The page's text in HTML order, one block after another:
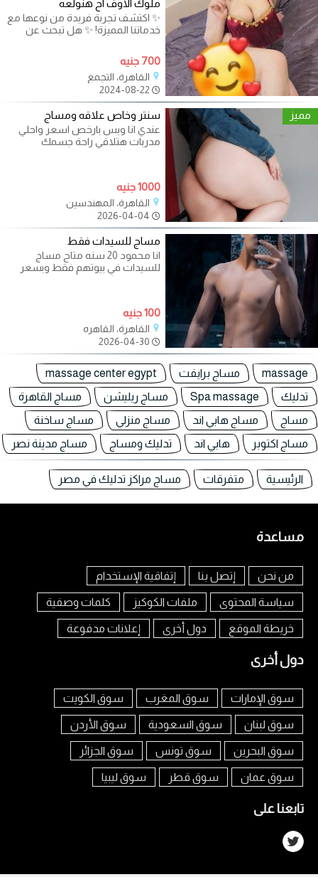
ملوك الاوف اح هنولعه
✨ اكتشف تجربة فريدة من نوعها مع
خدماتنا المميزة! ✨ هل تبحث عن
700 جنيه
القاهرة، التجمع
مميز سنتر وخاص علاقه ومساج
عندي انا وبس بارخص اسعر واحلي
مدربات هتلاقي راحة جسمك
ومتعتك كل اللي تتخيله موجود
1000 جنيه
القاهرة، المهندسين
مساج للسيدات فقط
انا محمود 20 سنه متاح مساج
للسيدات في بيوتهم فقط وبسعر
رمزي جدا وكل حاجه بخصوصيه تامه
100 جنيه
القاهرة، القاهره
massage مساج برايفت
massage center egypt
تدليك
Spa massage مساج ريليشن
مساج القاهرة
مساج
مساج هابي اند مساج منزلي
مساج ساخنة
مساج اكتوبر
هابي اند تدليك ومساج مساج مدينة نصر
الرئيسية متفرقات مساج مراكز تدليك في مصر
مساعدة
من نحن إتصل بنا إتفاقية الإستخدام
سياسة المحتوى ملفات الكوكيز كلمات وصفية
خريطة الموقع دول أخرى إعلانات مدفوعة
دول أخرى
سوق الإمارات سوق المغرب سوق الكويت
سوق لبنان سوق السعودية سوق الأردن
سوق البحرين سوق تونس سوق الجزائر
سوق عمان سوق قطر سوق ليبيا
تابعنا على